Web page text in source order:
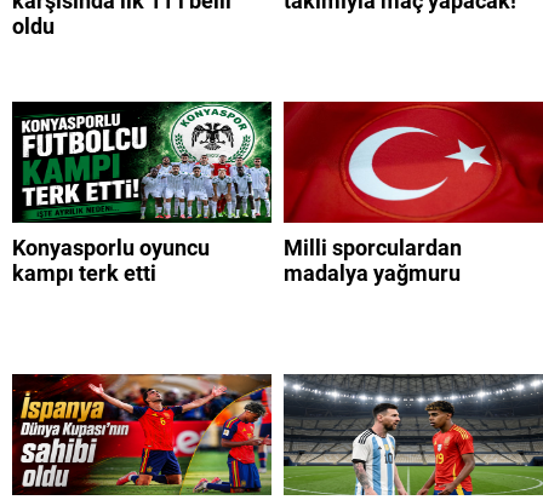
oldu
Konyasporlu oyuncu
kampı terk etti
Milli sporculardan
madalya yağmuru